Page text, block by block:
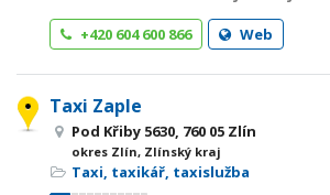
+420 604 600 866 Web
Taxi Zaple
Pod Křiby 5630, 760 05 Zlín
okres Zlín, Zlínský kraj
Taxi, taxikář, taxislužba